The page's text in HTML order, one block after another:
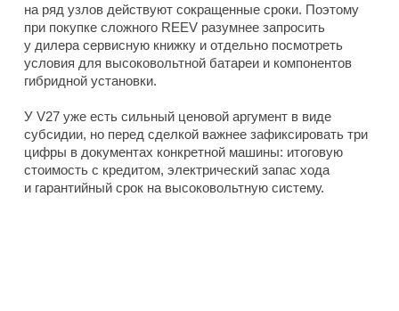
на ряд узлов действуют сокращенные сроки. Поэтому
при покупке сложного REEV разумнее запросить
у дилера сервисную книжку и отдельно посмотреть
условия для высоковольтной батареи и компонентов
гибридной установки.
У V27 уже есть сильный ценовой аргумент в виде
субсидии, но перед сделкой важнее зафиксировать три
цифры в документах конкретной машины: итоговую
стоимость с кредитом, электрический запас хода
и гарантийный срок на высоковольтную систему.